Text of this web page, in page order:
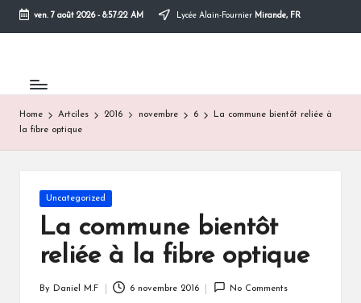
Skip
ven. 7 août 2026- 8:57:22 AM Lycée Alain-Fournier Mirande, FR
Home Artciles 2016 novembre 6
La commune bientôt reliée à
la fibre optique
Posted
in
Uncategorized
La commune bientôt
reliée à la fibre optique
By Daniel M.F 6 novembre 2016 No Comments